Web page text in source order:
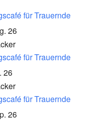
für Trauernde
26
für Trauernde
26
für Trauernde
26